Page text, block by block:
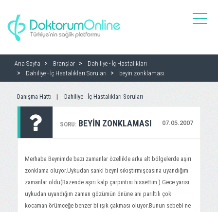
toggle
Ana Sayfa Branşlar
Dahiliye - İç Hastalıkları
Dahiliye - İç Hastalıkları Soruları
beyin zonklaması
Danışma Hattı Dahiliye - İç Hastalıkları Soruları
SORU: 07.05.2007
BEYIN ZONKLAMASI
Merhaba Beynimde bazı zamanlar özellikle arka alt bölgelerde aşırı
zonklama oluyor.Uykudan sanki beyni sıkıştırmışcasına uyandığım
zamanlar oldu(Bazende aşırı kalp çarpıntısı hissettim.).Gece yarısı
uykudan uyandığım zaman gözümün önüne ani parıltılı çok
kocaman örümceğe benzer bi ışık çakması oluyor.Bunun sebebi ne